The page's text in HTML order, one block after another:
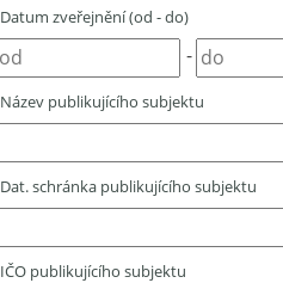
Datum zveřejnění (od - do)
-
Název publikujícího subjektu
Dat. schránka publikujícího subjektu
IČO publikujícího subjektu